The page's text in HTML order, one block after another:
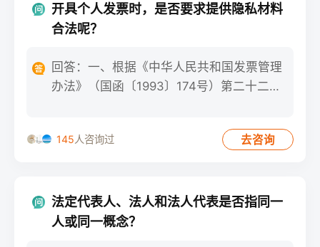
开具个人发票时，是否要求提供隐私材料
合法呢？
回答：一、根据《中华人民共和国发票管理
办法》（国函〔1993〕174号）第二十二条
145人咨询过 去咨询
法定代表人、法人和法人代表是否指同一
人或同一概念？